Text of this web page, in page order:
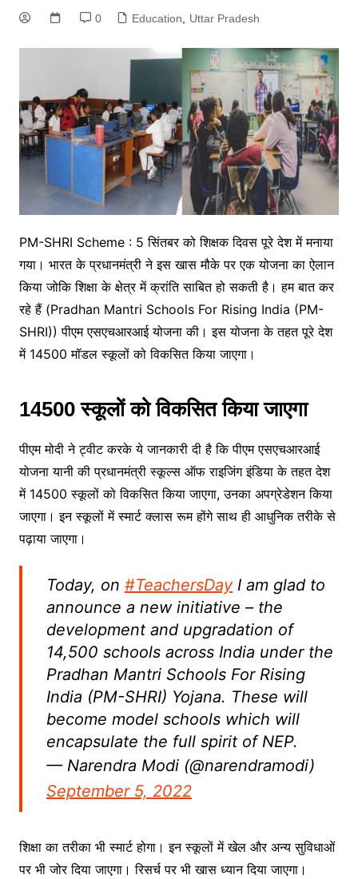
0 Education Uttar Pradesh
PM-SHRI Scheme : 5 सिंतबर को शिक्षक दिवस पूरे देश में मनाया
गया। भारत के प्रधानमंत्री ने इस खास मौके पर एक योजना का ऐलान
किया जोकि शिक्षा के क्षेत्र में क्रांति साबित हो सकती है। हम बात कर
रहे हैं (Pradhan Mantri Schools For Rising India (PM-
SHRI)) पीएम एसएचआरआई योजना की। इस योजना के तहत पूरे देश
में 14500 मॉडल स्कूलों को विकसित किया जाएगा।
14500 स्कूलों को विकसित किया जाएगा
पीएम मोदी ने ट्वीट करके ये जानकारी दी है कि पीएम एसएचआरआई
योजना यानी की प्रधानमंत्री स्कूल्स ऑफ राइजिंग इंडिया के तहत देश
में 14500 स्कूलों को विकसित किया जाएगा, उनका अपग्रेडेशन किया
जाएगा। इन स्कूलों में स्मार्ट क्लास रूम होंगे साथ ही आधुनिक तरीके से
पढ़ाया जाएगा।
Today, on #TeachersDayI am glad to
announce a new initiative – the
development and upgradation of
14,500 schools across India under the
Pradhan Mantri Schools For Rising
India (PM-SHRI) Yojana. These will
become model schools which will
encapsulate the full spirit of NEP.
— Narendra Modi (@narendramodi)
September 5, 2022
शिक्षा का तरीका भी स्मार्ट होगा। इन स्कूलों में खेल और अन्य सुविधाओं
पर भी जोर दिया जाएगा। रिसर्च पर भी खास ध्यान दिया जाएगा।